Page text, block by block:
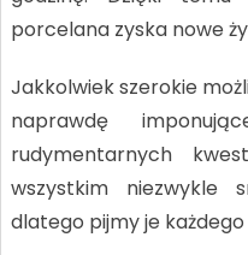
porcelana zyska nowe
Jakkolwiek szerokie
naprawdę
rudymentarnych
wszystkim niezwykle
dlatego pijmy je każdego